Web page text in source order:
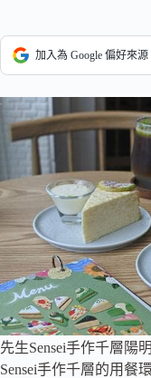
加入為 Google 偏好來源
先生Sensei手作千層陽
Sensei手作千層的用餐